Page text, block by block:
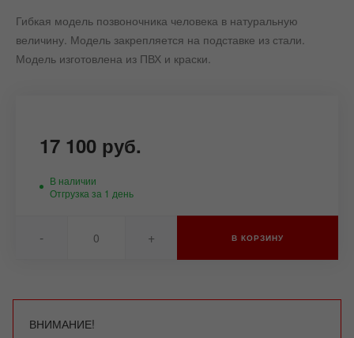
Гибкая модель позвоночника человека в натуральную
величину. Модель закрепляется на подставке из стали.
Модель изготовлена из ПВХ и краски.
17 100 руб.
В наличии
Отгрузка за 1 день
- + В КОРЗИНУ
ВНИМАНИЕ!